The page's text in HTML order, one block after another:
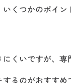
くつかのポイン
くいですが、
るのがおすすめ